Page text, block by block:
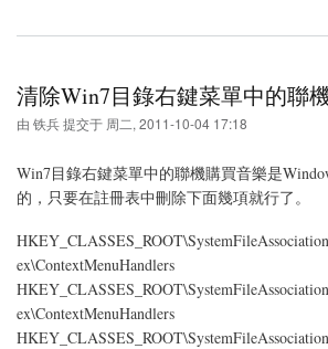
清除Win7目錄右鍵菜單中的聯
由 铁兵提交于 周二, 2011-10-04 17:18
Win7目錄右鍵菜單中的聯機購買音樂是
的，只要在註冊表中刪除下面幾項就行了。
ex\ContextMenuHandlers
ex\ContextMenuHandlers